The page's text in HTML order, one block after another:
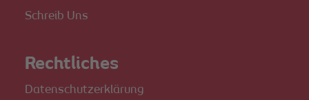
Schreib Uns
Rechtliches
Datenschutzerklärung